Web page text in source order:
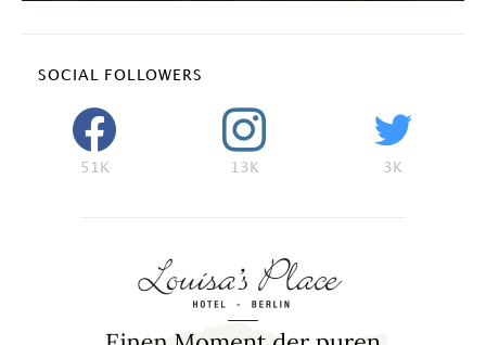
SOCIAL FOLLOWERS
51K 13K 3K